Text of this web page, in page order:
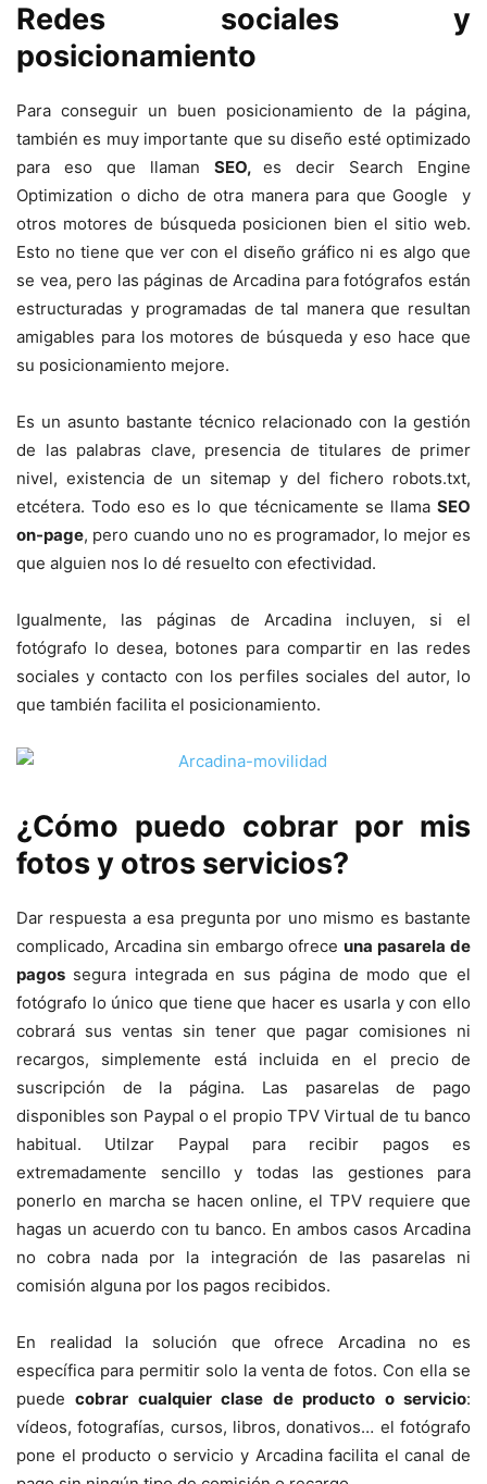
Redes sociales y
posicionamiento
Para conseguir un buen posicionamiento de la página,
también es muy importante que su diseño esté optimizado
para eso que llaman SEO,es decir Search Engine
Optimization o dicho de otra manera para que Google y
otros motores de búsqueda posicionen bien el sitio web.
Esto no tiene que ver con el diseño gráfico ni es algo que
se vea, pero las páginas de Arcadina para fotógrafos están
estructuradas y programadas de tal manera que resultan
amigables para los motores de búsqueda y eso hace que
su posicionamiento mejore.
Es un asunto bastante técnico relacionado con la gestión
de las palabras clave, presencia de titulares de primer
nivel, existencia de un sitemap y del fichero robots.txt,
etcétera. Todo eso es lo que técnicamente se llama SEO
on-page, pero cuando uno no es programador, lo mejor es
que alguien nos lo dé resuelto con efectividad.
Igualmente, las páginas de Arcadina incluyen, si el
fotógrafo lo desea, botones para compartir en las redes
sociales y contacto con los perfiles sociales del autor, lo
que también facilita el posicionamiento.
¿Cómo puedo cobrar por mis
fotos y otros servicios?
Dar respuesta a esa pregunta por uno mismo es bastante
complicado, Arcadina sin embargo ofreceuna pasarela de
pagos segura integrada en sus página de modo que el
fotógrafo lo único que tiene que hacer es usarla y con ello
cobrará sus ventas sin tener que pagar comisiones ni
recargos, simplemente está incluida en el precio de
suscripción de la página. Las pasarelas de pago
disponibles son Paypal o el propio TPV Virtual de tu banco
habitual. Utilzar Paypal para recibir pagos es
extremadamente sencillo y todas las gestiones para
ponerlo en marcha se hacen online, el TPV requiere que
hagas un acuerdo con tu banco. En ambos casos Arcadina
no cobra nada por la integración de las pasarelas ni
comisión alguna por los pagos recibidos.
En realidad la solución que ofrece Arcadina no es
específica para permitir solo la venta de fotos. Con ella se
puedecobrar cualquier clase de producto o servicio:
vídeos, fotografías, cursos, libros, donativos… el fotógrafo
pone el producto o servicio y Arcadina facilita el canal de